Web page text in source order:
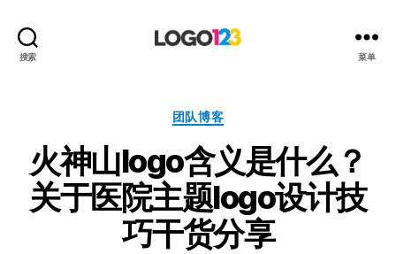
搜索
设
计
博
客
菜单
分
团队博客
火神山logo含义是什么？
关于医院主题logo设计技
巧干货分享